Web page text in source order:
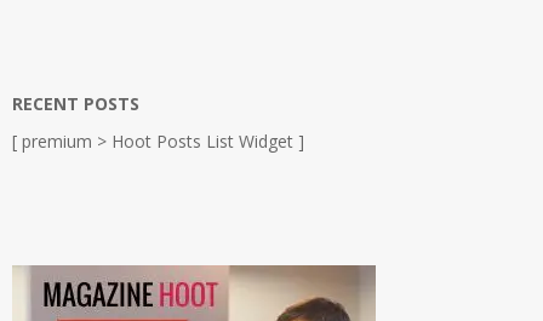
RECENT POSTS
[ premium > Hoot Posts List Widget ]